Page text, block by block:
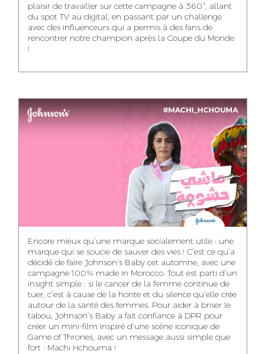
MERYEM OUALHAN
TRAFFIC MANAGER
JABRI AHMED
GRAPHIC
DESIGNER
WISSAL KHALIFI
INFLUENCE
MANAGER
HOUMALY
ILYASS EL ADANI
ART DIRECTOR
MAHA SAKOUT
HEAD OF SOCIAL &
CONTENT
AYOUB HAMMOUDI
MOTION DESIGNER
SAWSANE LAHBIBI
PRODUCTION
DIRECTOR
KARIM OUNZAR
AUDIOVISUAL
CONTENT CREATOR
ZAKARIA BENNANI
TRAFFIC MANAGER
NOUR-ELHOUDA
YOUBI IDRISSI
PROJECT
MANAGER
plaisir de travailler sur cette campagne à 360°, allant
du spot TV au digital, en passant par un challenge
avec des influenceurs qui a permis à des fans de
rencontrer notre champion après la Coupe du Monde
!
Encore mieux qu’une marque socialement utile : une
marque qui se soucie de sauver des vies ! C’est ce qu’a
décidé de faire Johnson’s Baby cet automne, avec une
campagne 100% made in Morocco. Tout est parti d’un
insight simple : si le cancer de la femme continue de
tuer, c’est à cause de la honte et du silence qu’elle crée
autour de la santé des femmes. Pour aider à briser le
tabou, Johnson’s Baby a fait confiance à DPR pour
créer un mini-film inspiré d’une scène iconique de
Game of Thrones, avec un message aussi simple que
fort : Machi Hchouma !